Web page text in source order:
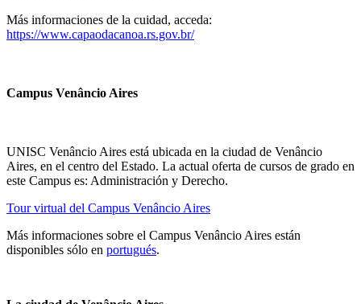
Más informaciones de la cuidad, acceda:
https://www.capaodacanoa.rs.gov.br/
Campus Venâncio Aires
UNISC Venâncio Aires está ubicada en la ciudad de Venâncio
Aires, en el centro del Estado. La actual oferta de cursos de grado en
este Campus es: Administración y Derecho.
Tour virtual del Campus Venâncio Aires
Más informaciones sobre el Campus Venâncio Aires están
disponibles sólo en portugués.